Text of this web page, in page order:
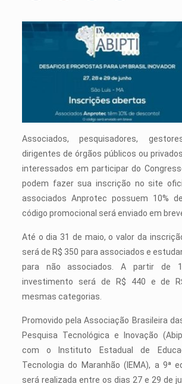
Associados, pesquisadores,
dirigentes de órgãos públicos ou
interessados em participar do
podem fazer sua inscrição no site
associados Anprotec possuem 10%
código promocional será enviado em
Até o dia 31 de maio, o valor da
será de R$ 350 para associados e
para não associados. A partir de
investimento será de R$ 440 e de
mesmas categorias.
Promovido pela Associação Brasileira
Pesquisa Tecnológica e Inovação
com o Instituto Estadual de
Tecnologia do Maranhão (IEMA), a 9ª
será realizada entre os dias 27 e 29 de